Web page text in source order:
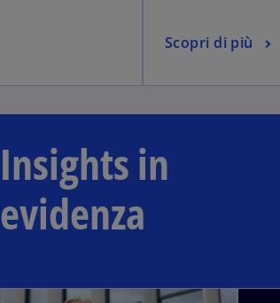
Scopri di più
Insights in
evidenza